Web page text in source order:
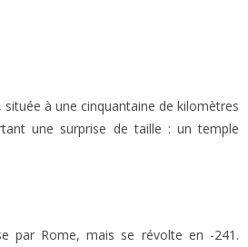
à une cinquantaine de kilomètres
une surprise de taille : un temple
par Rome, mais se révolte en -241.